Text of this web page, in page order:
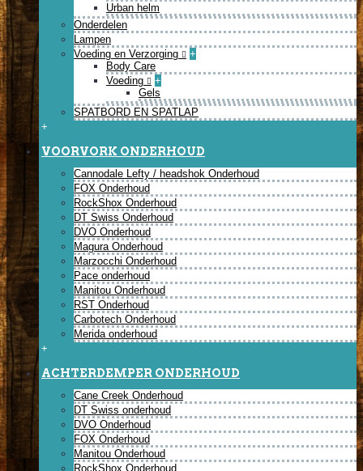
Urban helm
Onderdelen
Lampen
Voeding en Verzorging
+
Body Care
Voeding
+
Gels
SPATBORD EN SPATLAP
+
VOORVORK ONDERHOUD
Cannodale Lefty / headshok Onderhoud
FOX Onderhoud
RockShox Onderhoud
DT Swiss Onderhoud
DVO Onderhoud
Magura Onderhoud
Marzocchi Onderhoud
Pace onderhoud
Manitou Onderhoud
RST Onderhoud
Carbotech Onderhoud
Merida onderhoud
+
ACHTERDEMPER ONDERHOUD
Cane Creek Onderhoud
DT Swiss onderhoud
DVO Onderhoud
FOX Onderhoud
Manitou Onderhoud
RockShox Onderhoud